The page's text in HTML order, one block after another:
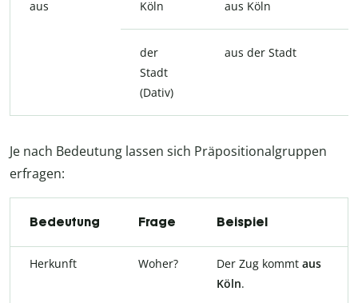
aus Köln aus Köln
der
Stadt
(Dativ)
aus der Stadt
Je nach Bedeutung lassen sich Präpositionalgruppen
erfragen:
Bedeutung Frage Beispiel
Herkunft Woher? Der Zug kommt aus
Köln.